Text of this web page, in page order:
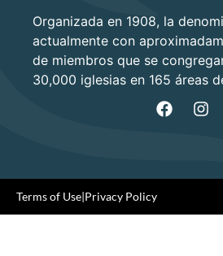
Organizada en 1908, la
actualmente con
de miembros que se
30,000 iglesias en 165 áreas
Terms of Use|Privacy Policy